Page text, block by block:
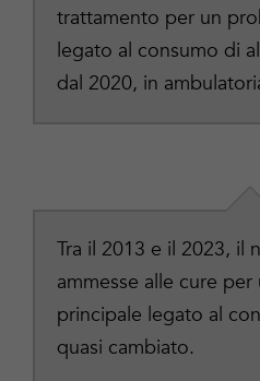
trattamento per un
legato al consumo di
dal 2020, in
Tra il 2013 e il 2023, il
ammesse alle cure
principale legato al
quasi cambiato.